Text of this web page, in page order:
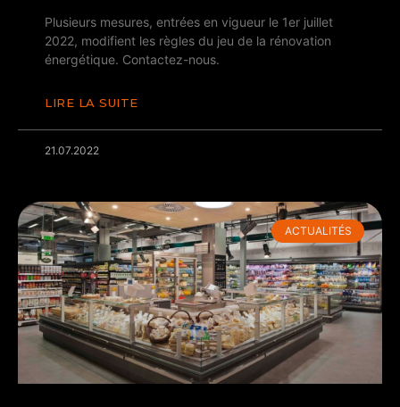
Plusieurs mesures, entrées en vigueur le 1er juillet
2022, modifient les règles du jeu de la rénovation
énergétique. Contactez-nous.
LIRE LA SUITE
21.07.2022
ACTUALITÉS